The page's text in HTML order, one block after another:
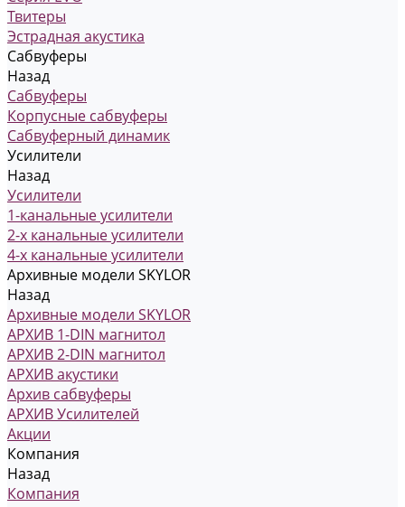
Твитеры
Эстрадная акустика
Сабвуферы
Назад
Сабвуферы
Корпусные сабвуферы
Сабвуферный динамик
Усилители
Назад
Усилители
1-канальные усилители
2-х канальные усилители
4-х канальные усилители
Архивные модели SKYLOR
Назад
Архивные модели SKYLOR
АРХИВ 1-DIN магнитол
АРХИВ 2-DIN магнитол
АРХИВ акустики
Архив сабвуферы
АРХИВ Усилителей
Акции
Компания
Назад
Компания